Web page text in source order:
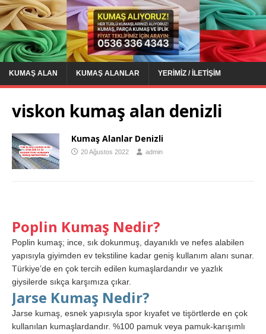
KUMAŞ ALAN KUMAŞ ALANLAR YERIMIZ / İLETIŞIM
viskon kumaş alan denizli
Kumaş Alanlar Denizli
20 Ağustos 2022 admin
Poplin Kumaş Nedir?
Poplin kumaş; ince, sık dokunmuş, dayanıklı ve nefes alabilen
yapısıyla giyimden ev tekstiline kadar geniş kullanım alanı sunar.
Türkiye’de en çok tercih edilen kumaşlardandır ve yazlık
giysilerde sıkça karşımıza çıkar.
Jarse Kumaş Nedir?
Jarse kumaş, esnek yapısıyla spor kıyafet ve tişörtlerde en çok
kullanılan kumaşlardandır. %100 pamuk veya pamuk-karışımlı